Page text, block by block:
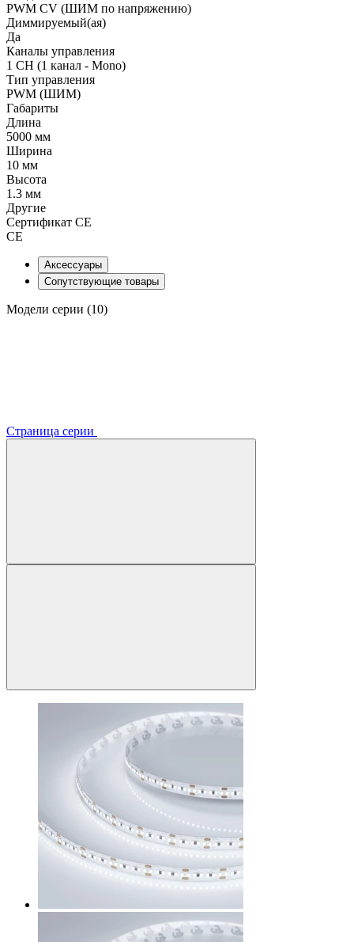
PWM СV (ШИМ по напряжению)
Диммируемый(ая)
Да
Каналы управления
1 CH (1 канал - Mono)
Тип управления
PWM (ШИМ)
Габариты
Длина
5000 мм
Ширина
10 мм
Высота
1.3 мм
Другие
Сертификат CE
CE
Аксессуары
Сопутствующие товары
Модели серии (10)
Страница серии